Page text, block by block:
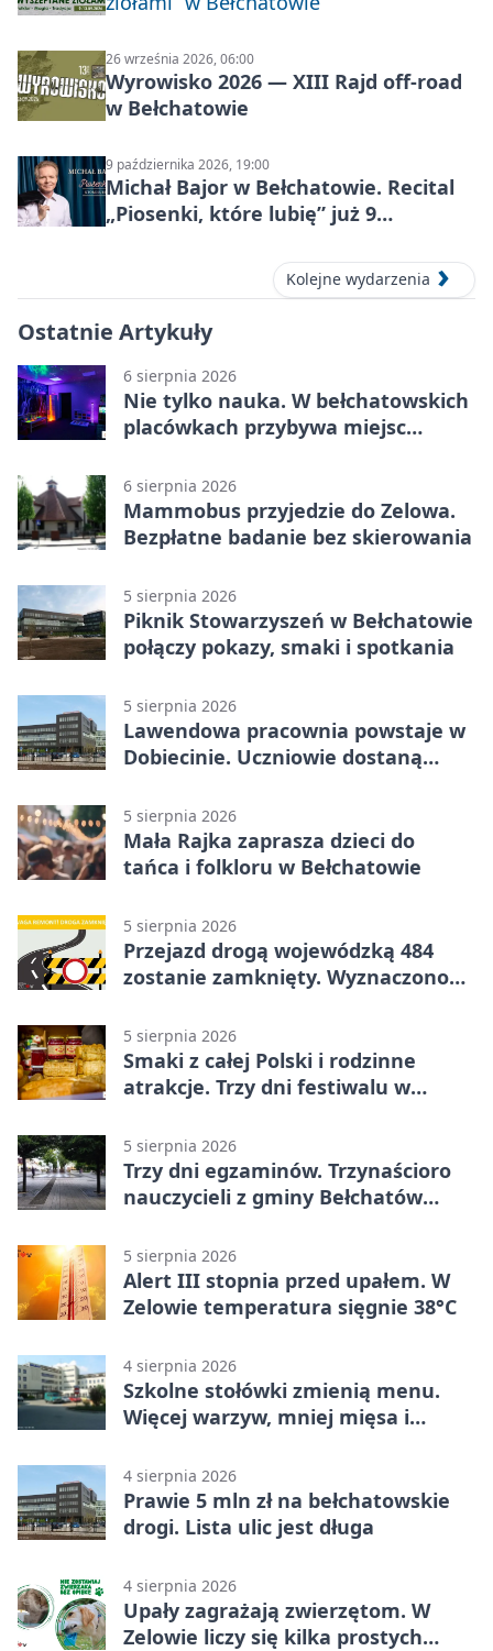
26 września 2026, 06:00
Wyrowisko 2026 — XIII Rajd off‑road
w Bełchatowie
9 października 2026, 19:00
Michał Bajor w Bełchatowie. Recital
„Piosenki, które lubię” już 9
Kolejne wydarzenia
Ostatnie Artykuły
6 sierpnia 2026
Nie tylko nauka. W bełchatowskich
placówkach przybywa miejsc
6 sierpnia 2026
Mammobus przyjedzie do Zelowa.
Bezpłatne badanie bez skierowania
5 sierpnia 2026
Piknik Stowarzyszeń w Bełchatowie
połączy pokazy, smaki i spotkania
5 sierpnia 2026
Lawendowa pracownia powstaje w
Dobiecinie. Uczniowie dostaną
5 sierpnia 2026
Mała Rajka zaprasza dzieci do
tańca i folkloru w Bełchatowie
5 sierpnia 2026
Przejazd drogą wojewódzką 484
zostanie zamknięty. Wyznaczono
5 sierpnia 2026
Smaki z całej Polski i rodzinne
atrakcje. Trzy dni festiwalu w
5 sierpnia 2026
Trzy dni egzaminów. Trzynaścioro
nauczycieli z gminy Bełchatów
5 sierpnia 2026
Alert III stopnia przed upałem. W
Zelowie temperatura sięgnie 38°C
4 sierpnia 2026
Szkolne stołówki zmienią menu.
Więcej warzyw, mniej mięsa i
4 sierpnia 2026
Prawie 5 mln zł na bełchatowskie
drogi. Lista ulic jest długa
4 sierpnia 2026
Upały zagrażają zwierzętom. W
Zelowie liczy się kilka prostych